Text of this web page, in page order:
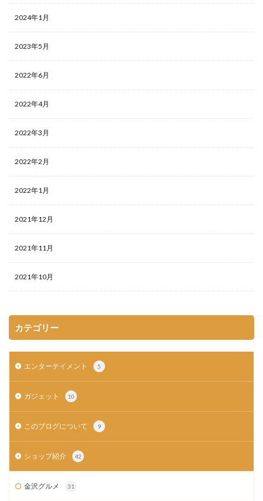
2024年1月
2023年5月
2022年6月
2022年4月
2022年3月
2022年2月
2022年1月
2021年12月
2021年11月
2021年10月
カテゴリー
エンターテイメント 5
ガジェット 10
このブログについて 9
ショップ紹介 42
金沢グルメ 31